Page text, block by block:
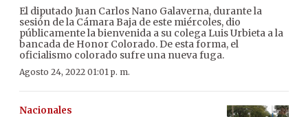
El diputado Juan Carlos Nano Galaverna, durante la
sesión de la Cámara Baja de este miércoles, dio
públicamente la bienvenida a su colega Luis Urbieta a la
bancada de Honor Colorado. De esta forma, el
oficialismo colorado sufre una nueva fuga.
Agosto 24, 2022 01:01 p. m.
Nacionales